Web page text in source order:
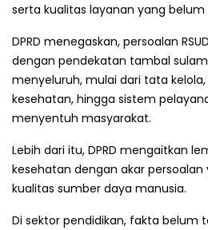
serta kualitas layanan yang belum
DPRD menegaskan, persoalan
dengan pendekatan tambal
menyeluruh, mulai dari tata
kesehatan, hingga sistem
menyentuh masyarakat.
Lebih dari itu, DPRD mengaitkan
kesehatan dengan akar persoalan
kualitas sumber daya manusia.
Di sektor pendidikan, fakta belum